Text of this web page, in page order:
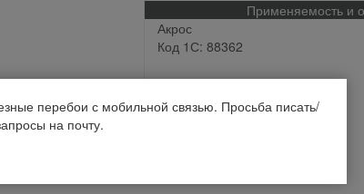
Применяемость и
Акрос
Код 1С: 88362
перебои с мобильной связью. Просьба писать/
на почту.